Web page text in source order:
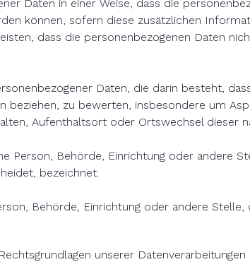
Daten in einer Weise, dass die
können, sofern diese zusätzlichen
dass die personenbezogenen Daten
Daten, die darin besteht,
beziehen, zu bewerten, insbesondere um
Aufenthaltsort oder Ortswechsel dieser
Person, Behörde, Einrichtung oder andere
bezeichnet.
Behörde, Einrichtung oder andere
unserer